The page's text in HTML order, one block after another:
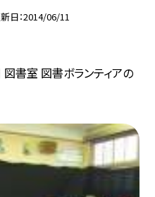
日 2014/06/11
図書室 図書ボランティアの